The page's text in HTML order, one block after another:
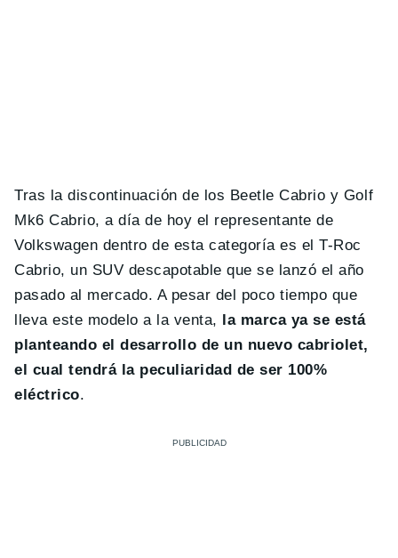
Tras la discontinuación de los Beetle Cabrio y Golf
Mk6 Cabrio, a día de hoy el representante de
Volkswagen dentro de esta categoría es el T-Roc
Cabrio, un SUV descapotable que se lanzó el año
pasado al mercado. A pesar del poco tiempo que
lleva este modelo a la venta, la marca ya se está
planteando el desarrollo de un nuevo cabriolet,
el cual tendrá la peculiaridad de ser 100%
eléctrico.